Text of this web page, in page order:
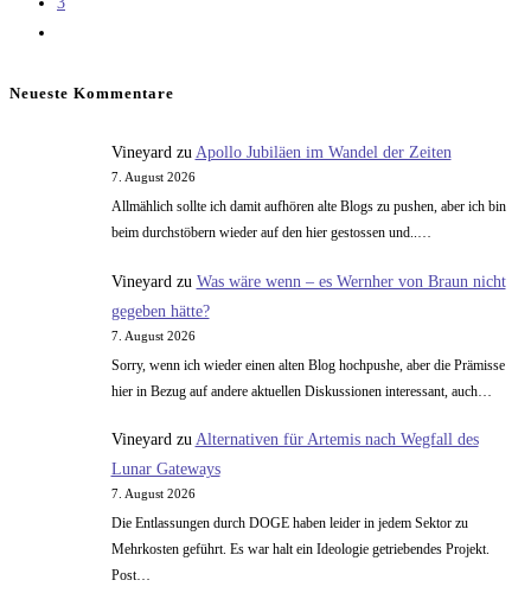
Seite
Neueste Kommentare
Vineyard zu Apollo Jubiläen im Wandel der Zeiten
7. August 2026
Allmählich sollte ich damit aufhören alte Blogs zu pushen, aber ich bin
beim durchstöbern wieder auf den hier gestossen und..…
Vineyard zu Was wäre wenn – es Wernher von Braun nicht
gegeben hätte?
7. August 2026
Sorry, wenn ich wieder einen alten Blog hochpushe, aber die Prämisse
hier in Bezug auf andere aktuellen Diskussionen interessant, auch…
Vineyardzu Alternativen für Artemis nach Wegfall des
Lunar Gateways
7. August 2026
Die Entlassungen durch DOGE haben leider in jedem Sektor zu
Mehrkosten geführt. Es war halt ein Ideologie getriebendes Projekt.
Post…